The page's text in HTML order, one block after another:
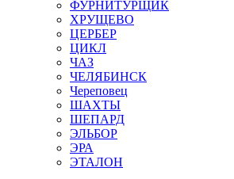
ФУРНИТУРЩИК
ХРУЩЕВО
ЦЕРБЕР
ЦИКЛ
ЧАЗ
ЧЕЛЯБИНСК
Череповец
ШАХТЫ
ШЕПАРД
ЭЛЬБОР
ЭРА
ЭТАЛОН